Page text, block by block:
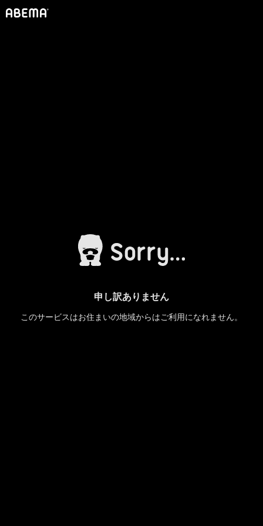
申し訳ありません
このサービスはお住まいの地域からはご利用になれません。